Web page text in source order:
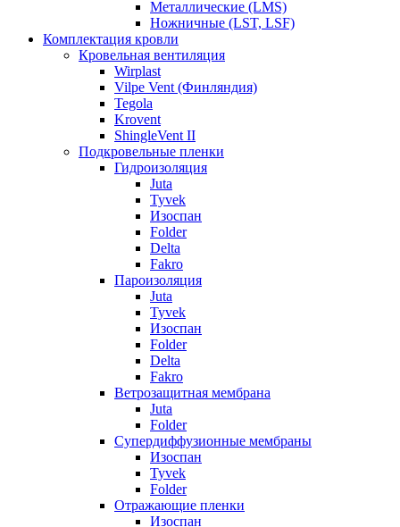
Металлические (LMS)
Ножничные (LST, LSF)
Комплектация кровли
Кровельная вентиляция
Wirplast
Vilpe Vent (Финляндия)
Tegola
Krovent
ShingleVent II
Подкровельные пленки
Гидроизоляция
Juta
Tyvek
Изоспан
Folder
Delta
Fakro
Пароизоляция
Juta
Tyvek
Изоспан
Folder
Delta
Fakro
Ветрозащитная мембрана
Juta
Folder
Супердиффузионные мембраны
Изоспан
Tyvek
Folder
Отражающие пленки
Изоспан